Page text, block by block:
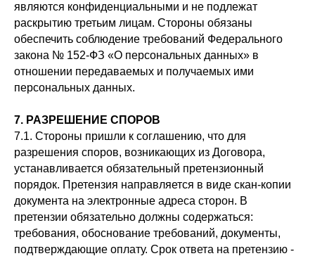
являются конфиденциальными и не подлежат
раскрытию третьим лицам. Стороны обязаны
обеспечить соблюдение требований Федерального
закона № 152-ФЗ «О персональных данных» в
отношении передаваемых и получаемых ими
персональных данных.
7. РАЗРЕШЕНИЕ СПОРОВ
7.1. Стороны пришли к соглашению, что для
разрешения споров, возникающих из Договора,
устанавливается обязательный претензионный
порядок. Претензия направляется в виде скан-копии
документа на электронные адреса сторон. В
претензии обязательно должны содержаться:
требования, обоснование требований, документы,
подтверждающие оплату. Срок ответа на претензию -